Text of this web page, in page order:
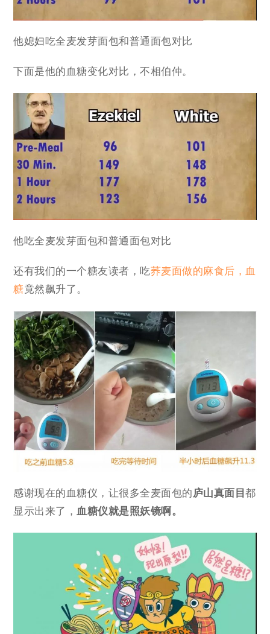
他媳妇吃全麦发芽面包和普通面包对比
下面是他的血糖变化对比，不相伯仲。
他吃全麦发芽面包和普通面包对比
还有我们的一个糖友读者，吃荞麦面做的麻食后，血
糖竟然飙升了。
感谢现在的血糖仪，让很多全麦面包的庐山真面目都
显示出来了，血糖仪就是照妖镜啊。